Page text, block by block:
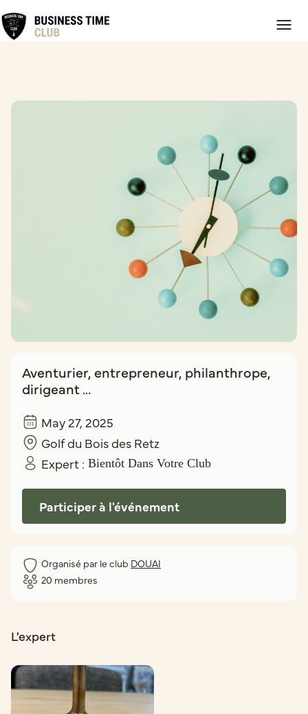
Aventurier, entrepreneur, philanthrope,
dirigeant ...
May 27, 2025
Golf du Bois des Retz
Expert : Bientôt Dans Votre Club
Participer à l'événement
Organisé par le club DOUAI
20 membres
L'expert